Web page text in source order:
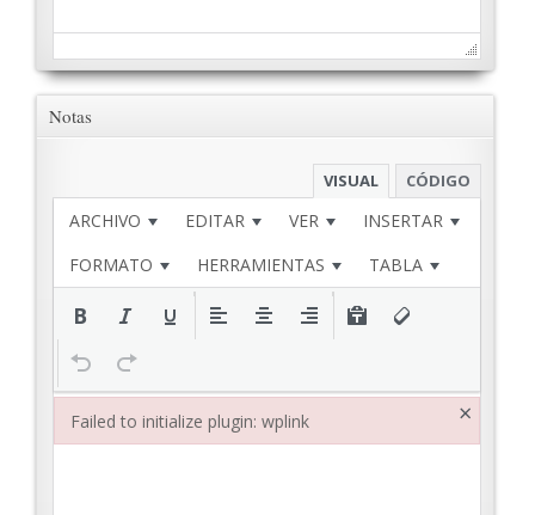
Notas
VISUAL CÓDIGO
ARCHIVO EDITAR VER
INSERTAR
FORMATO
HERRAMIENTAS TABLA
Failed to initialize plugin: wplink ×
Failed to initialize plugin: wplink